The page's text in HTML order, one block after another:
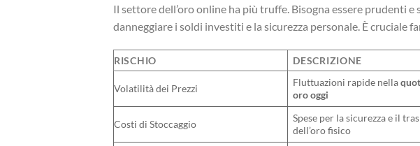
Il settore dell’oro online ha più truffe. Bisogna essere prudenti
danneggiare i soldi investiti e la sicurezza personale. È cruciale
RISCHIO DESCRIZIONE
Volatilità dei Prezzi
Fluttuazioni rapide nella
oro oggi
Costi di Stoccaggio
Spese per la sicurezza e il
dell’oro fisico